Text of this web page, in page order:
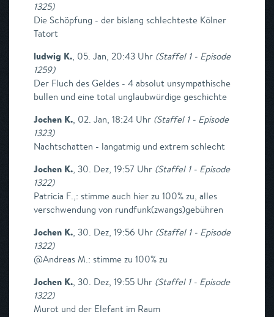
1325)
Die Schöpfung - der bislang schlechteste Kölner
Tatort
ludwig K., 05. Jan, 20:43 Uhr (Staffel 1 - Episode
1259)
Der Fluch des Geldes - 4 absolut unsympathische
bullen und eine total unglaubwürdige geschichte
Jochen K., 02. Jan, 18:24 Uhr (Staffel 1 - Episode
1323)
Nachtschatten - langatmig und extrem schlecht
Jochen K., 30. Dez, 19:57 Uhr (Staffel 1 - Episode
1322)
Patricia F.,: stimme auch hier zu 100% zu, alles
verschwendung von rundfunk(zwangs)gebühren
Jochen K., 30. Dez, 19:56 Uhr (Staffel 1 - Episode
1322)
@Andreas M.: stimme zu 100% zu
Jochen K., 30. Dez, 19:55 Uhr (Staffel 1 - Episode
1322)
Murot und der Elefant im Raum